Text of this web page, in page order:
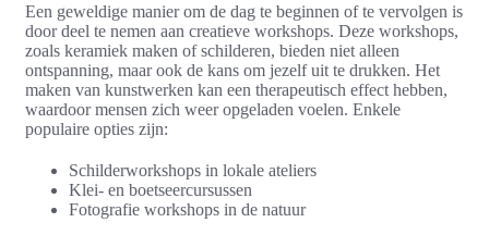
Een geweldige manier om de dag te beginnen of te vervolgen is
door deel te nemen aan creatieve workshops. Deze workshops,
zoals keramiek maken of schilderen, bieden niet alleen
ontspanning, maar ook de kans om jezelf uit te drukken. Het
maken van kunstwerken kan een therapeutisch effect hebben,
waardoor mensen zich weer opgeladen voelen. Enkele
populaire opties zijn:
Schilderworkshops in lokale ateliers
Klei- en boetseercursussen
Fotografie workshops in de natuur